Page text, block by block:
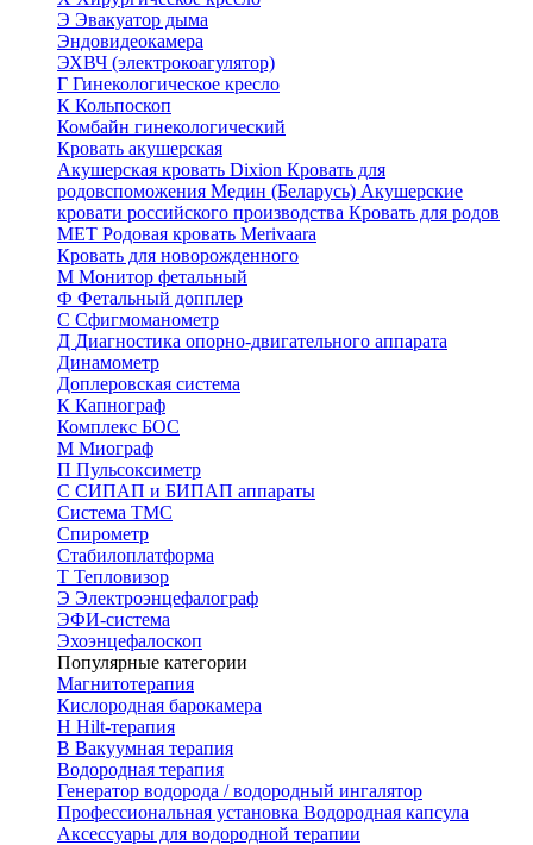
Э Эвакуатор дыма
Эндовидеокамера
ЭХВЧ (электрокоагулятор)
Г Гинекологическое кресло
К Кольпоскоп
Комбайн гинекологический
Кровать акушерская
Акушерская кровать Dixion Кровать для
родовспоможения Медин (Беларусь) Акушерские
кровати российского производства Кровать для родов
МЕТ Родовая кровать Merivaara
Кровать для новорожденного
М Монитор фетальный
Ф Фетальный допплер
C Cфигмоманометр
Д Диагностика опорно-двигательного аппарата
Динамометр
Доплеровская система
К Капнограф
Комплекс БОС
М Миограф
П Пульсоксиметр
С СИПАП и БИПАП аппараты
Система ТМС
Спирометр
Стабилоплатформа
Т Тепловизор
Э Электроэнцефалограф
ЭФИ-система
Эхоэнцефалоскоп
Популярные категории
Магнитотерапия
Кислородная барокамера
H Hilt-терапия
В Вакуумная терапия
Водородная терапия
Генератор водорода / водородный ингалятор
Профессиональная установка Водородная капсула
Аксессуары для водородной терапии